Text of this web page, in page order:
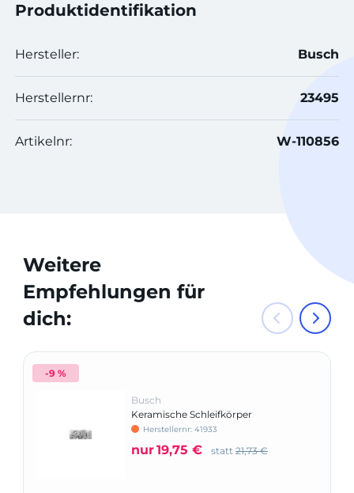
Produktidentifikation
Hersteller: Busch
Herstellernr: 23495
Artikelnr: W-110856
Weitere
Empfehlungen für
dich:
-9 %
Busch
Keramische Schleifkörper
Herstellernr: 41933
nur19,75 € statt 21,73 €